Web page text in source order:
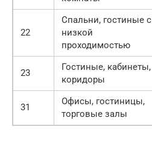
22
Спальни, гостиные с
низкой
проходимостью
23
Гостиные, кабинеты,
коридоры
31
Офисы, гостиницы,
торговые залы